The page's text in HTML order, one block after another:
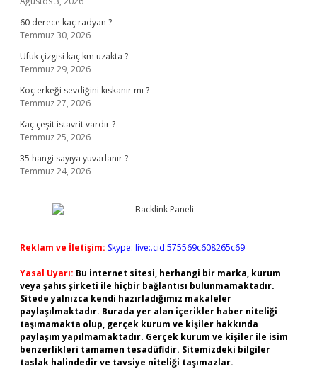
60 derece kaç radyan ?
Temmuz 30, 2026
Ufuk çizgisi kaç km uzakta ?
Temmuz 29, 2026
Koç erkeği sevdiğini kıskanır mı ?
Temmuz 27, 2026
Kaç çeşit istavrit vardır ?
Temmuz 25, 2026
35 hangi sayıya yuvarlanır ?
Temmuz 24, 2026
Reklam ve İletişim: Skype: live:.cid.575569c608265c69
Yasal Uyarı: Bu internet sitesi, herhangi bir marka, kurum
veya şahıs şirketi ile hiçbir bağlantısı bulunmamaktadır.
Sitede yalnızca kendi hazırladığımız makaleler
paylaşılmaktadır. Burada yer alan içerikler haber niteliği
taşımamakta olup, gerçek kurum ve kişiler hakkında
paylaşım yapılmamaktadır. Gerçek kurum ve kişiler ile isim
benzerlikleri tamamen tesadüfidir. Sitemizdeki bilgiler
taslak halindedir ve tavsiye niteliği taşımazlar.